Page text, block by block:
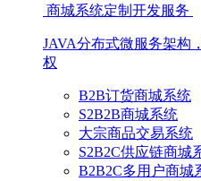
商城系统定制开发服务
JAVA分布式微服务架构
权
B2B订货商城系统
S2B2B商城系统
大宗商品交易系统
S2B2C供应链商城
B2B2C多用户商城